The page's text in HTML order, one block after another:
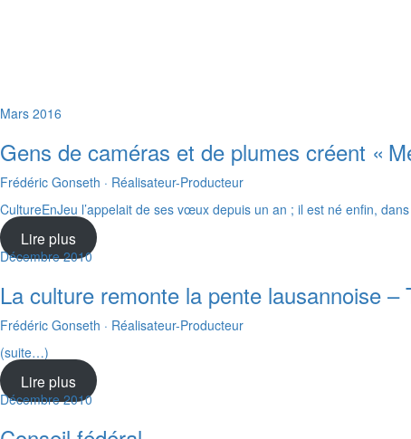
Mars 2016
Gens de caméras et de plumes créent «
Frédéric Gonseth · Réalisateur-Producteur
CultureEnJeu l’appelait de ses vœux depuis un an ; il est né enfin,
Lire plus
Décembre 2010
La culture remonte la pente lausannoise
Frédéric Gonseth · Réalisateur-Producteur
(suite…)
Lire plus
Décembre 2010